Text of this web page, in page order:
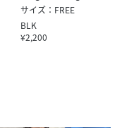
サイズ：FREE
BLK
¥2,200